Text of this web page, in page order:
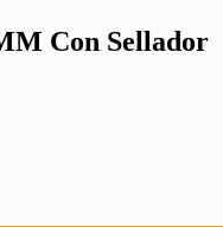
Con Sellador